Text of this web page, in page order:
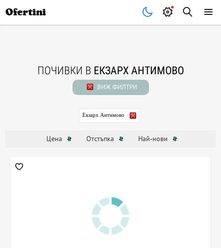
Ofertini
ПОЧИВКИ В ЕКЗАРХ АНТИМОВО
ВИЖ ФИЛТРИ
Екзарх Антимово
Цена Отстъпка Най-нови